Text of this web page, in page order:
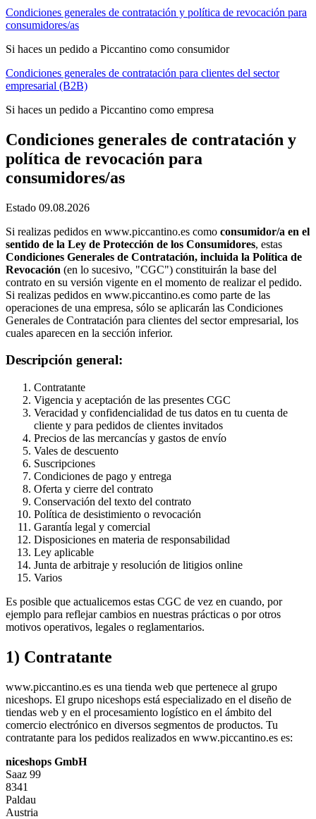
Condiciones generales de contratación y política de revocación para
consumidores/as
Si haces un pedido a Piccantino como consumidor
Condiciones generales de contratación para clientes del sector
empresarial (B2B)
Si haces un pedido a Piccantino como empresa
Condiciones generales de contratación y
política de revocación para
consumidores/as
Estado 09.08.2026
Si realizas pedidos en www.piccantino.es como consumidor/a en el
sentido de la Ley de Protección de los Consumidores, estas
Condiciones Generales de Contratación, incluida la Política de
Revocación (en lo sucesivo, "CGC") constituirán la base del
contrato en su versión vigente en el momento de realizar el pedido.
Si realizas pedidos en www.piccantino.es como parte de las
operaciones de una empresa, sólo se aplicarán las Condiciones
Generales de Contratación para clientes del sector empresarial, los
cuales aparecen en la sección inferior.
Descripción general:
Contratante
Vigencia y aceptación de las presentes CGC
Veracidad y confidencialidad de tus datos en tu cuenta de
cliente y para pedidos de clientes invitados
Precios de las mercancías y gastos de envío
Vales de descuento
Suscripciones
Condiciones de pago y entrega
Oferta y cierre del contrato
Conservación del texto del contrato
Política de desistimiento o revocación
Garantía legal y comercial
Disposiciones en materia de responsabilidad
Ley aplicable
Junta de arbitraje y resolución de litigios online
Varios
Es posible que actualicemos estas CGC de vez en cuando, por
ejemplo para reflejar cambios en nuestras prácticas o por otros
motivos operativos, legales o reglamentarios.
1) Contratante
www.piccantino.es es una tienda web que pertenece al grupo
niceshops. El grupo niceshops está especializado en el diseño de
tiendas web y en el procesamiento logístico en el ámbito del
comercio electrónico en diversos segmentos de productos. Tu
contratante para los pedidos realizados en www.piccantino.es es:
niceshops GmbH
Saaz 99
8341
Paldau
Austria